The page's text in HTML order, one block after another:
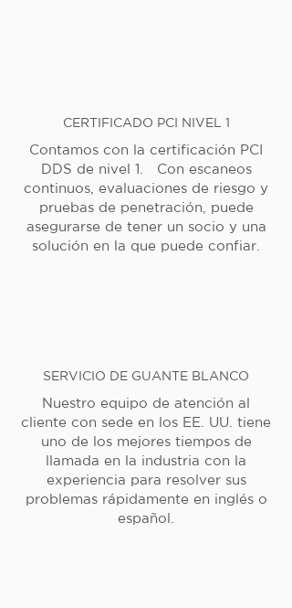
CERTIFICADO PCI NIVEL 1
Contamos con la certificación PCI
DDS de nivel 1. Con escaneos
continuos, evaluaciones de riesgo y
pruebas de penetración, puede
asegurarse de tener un socio y una
solución en la que puede confiar.
SERVICIO DE GUANTE BLANCO
Nuestro equipo de atención al
cliente con sede en los EE. UU. tiene
uno de los mejores tiempos de
llamada en la industria con la
experiencia para resolver sus
problemas rápidamente en inglés o
español.